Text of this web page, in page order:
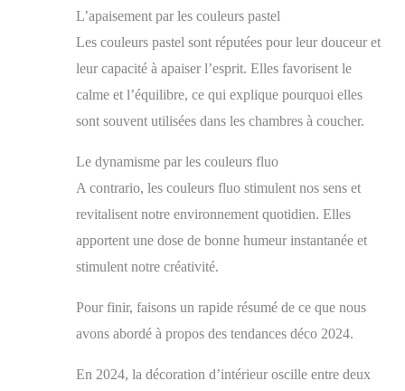
L’apaisement par les couleurs pastel
Les couleurs pastel sont réputées pour leur douceur et
leur capacité à apaiser l’esprit. Elles favorisent le
calme et l’équilibre, ce qui explique pourquoi elles
sont souvent utilisées dans les chambres à coucher.
Le dynamisme par les couleurs fluo
A contrario, les couleurs fluo stimulent nos sens et
revitalisent notre environnement quotidien. Elles
apportent une dose de bonne humeur instantanée et
stimulent notre créativité.
Pour finir, faisons un rapide résumé de ce que nous
avons abordé à propos des tendances déco 2024.
En 2024, la décoration d’intérieur oscille entre deux